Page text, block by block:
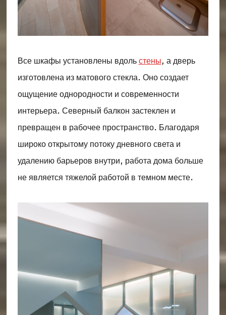
Все шкафы установлены вдольстены, а дверь
изготовлена ​​из матового стекла. Оно создает
ощущение однородности и современности
интерьера. Северный балкон застеклен и
превращен в рабочее пространство. Благодаря
широко открытому потоку дневного света и
удалению барьеров внутри, работа дома больше
не является тяжелой работой в темном месте.